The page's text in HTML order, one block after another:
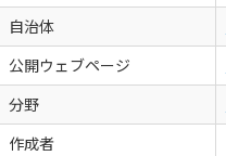
自治体
公開ウェブページ
分野
作成者